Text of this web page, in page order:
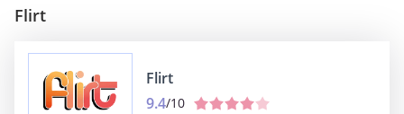
Flirt
Flirt
9.4/10